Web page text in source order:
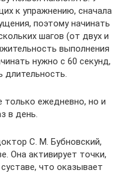
к упражнению, сначала
поэтому начинать
шагов (от двух и
выполнения
нужно с 60 секунд,
длительность.
ежедневно, но и
в день.
С. М. Бубновский,
Она активирует точки,
что оказывает